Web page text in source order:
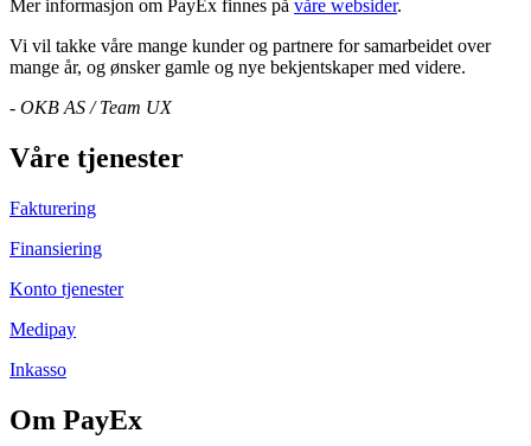
Mer informasjon om PayEx finnes på våre websider.
Vi vil takke våre mange kunder og partnere for samarbeidet over
mange år, og ønsker gamle og nye bekjentskaper med videre.
- OKB AS / Team UX
Våre tjenester
Fakturering
Finansiering
Konto tjenester
Medipay
Inkasso
Om PayEx